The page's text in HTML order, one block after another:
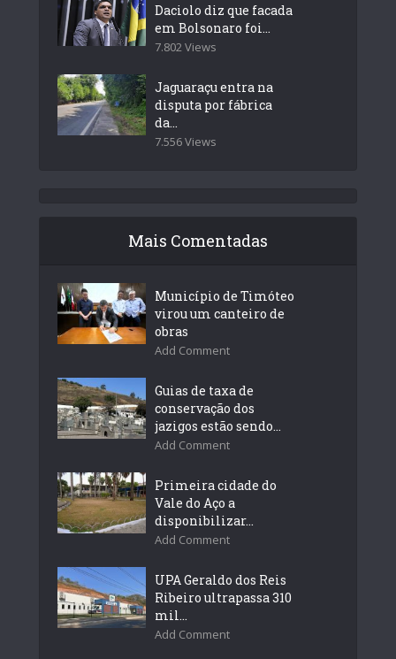
Daciolo diz que facada
em Bolsonaro foi...
7.802 Views
Jaguaraçu entra na
disputa por fábrica
da...
7.556 Views
Mais Comentadas
Município de Timóteo
virou um canteiro de
obras
Add Comment
Guias de taxa de
conservação dos
jazigos estão sendo...
Add Comment
Primeira cidade do
Vale do Aço a
disponibilizar...
Add Comment
UPA Geraldo dos Reis
Ribeiro ultrapassa 310
mil...
Add Comment